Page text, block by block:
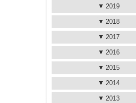
2019
2018
2017
2016
2015
2014
2013